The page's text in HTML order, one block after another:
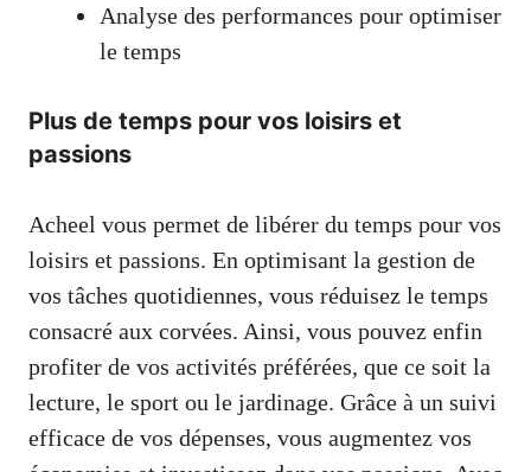
Analyse des performances pour optimiser
le temps
Plus de temps pour vos loisirs et
passions
Acheel vous permet de libérer du temps pour vos
loisirs et passions. En optimisant la gestion de
vos tâches quotidiennes, vous réduisez le temps
consacré aux corvées. Ainsi, vous pouvez enfin
profiter de vos activités préférées, que ce soit la
lecture, le sport ou le jardinage. Grâce à un suivi
efficace de vos dépenses, vous augmentez vos